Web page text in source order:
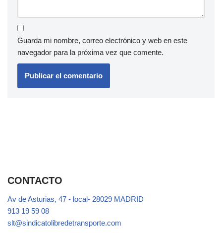
Guarda mi nombre, correo electrónico y web en este
navegador para la próxima vez que comente.
CONTACTO
Av de Asturias, 47 - local- 28029 MADRID
913 19 59 08
slt@sindicatolibredetransporte.com